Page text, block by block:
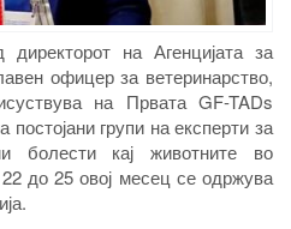
директорот на Агенцијата за
офицер за ветеринарство,
на Првата GF-TADs
постојани групи на експерти за
болести кај животните во
22 до 25 овој месец се одржува